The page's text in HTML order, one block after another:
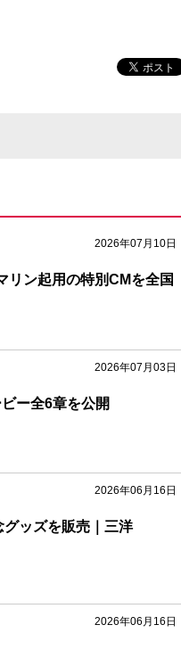
2026年07月10日
リン起用の特別CMを全国
2026年07月03日
ー全6章を公開
2026年06月16日
グッズを販売｜三洋
2026年06月16日